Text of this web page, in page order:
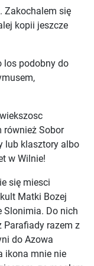
Zakochalem się
kopii jeszcze
los podobny do
również Sobor
lub klasztory albo
w Wilnie!
się miesci
Matki Bozej
Slonimia. Do nich
Parafiady razem z
do Azowa
ikona mnie nie